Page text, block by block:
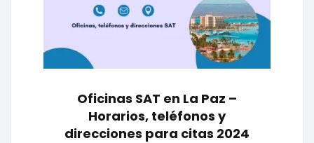
Oficinas SAT en La Paz –
Horarios, teléfonos y
direcciones para citas 2024